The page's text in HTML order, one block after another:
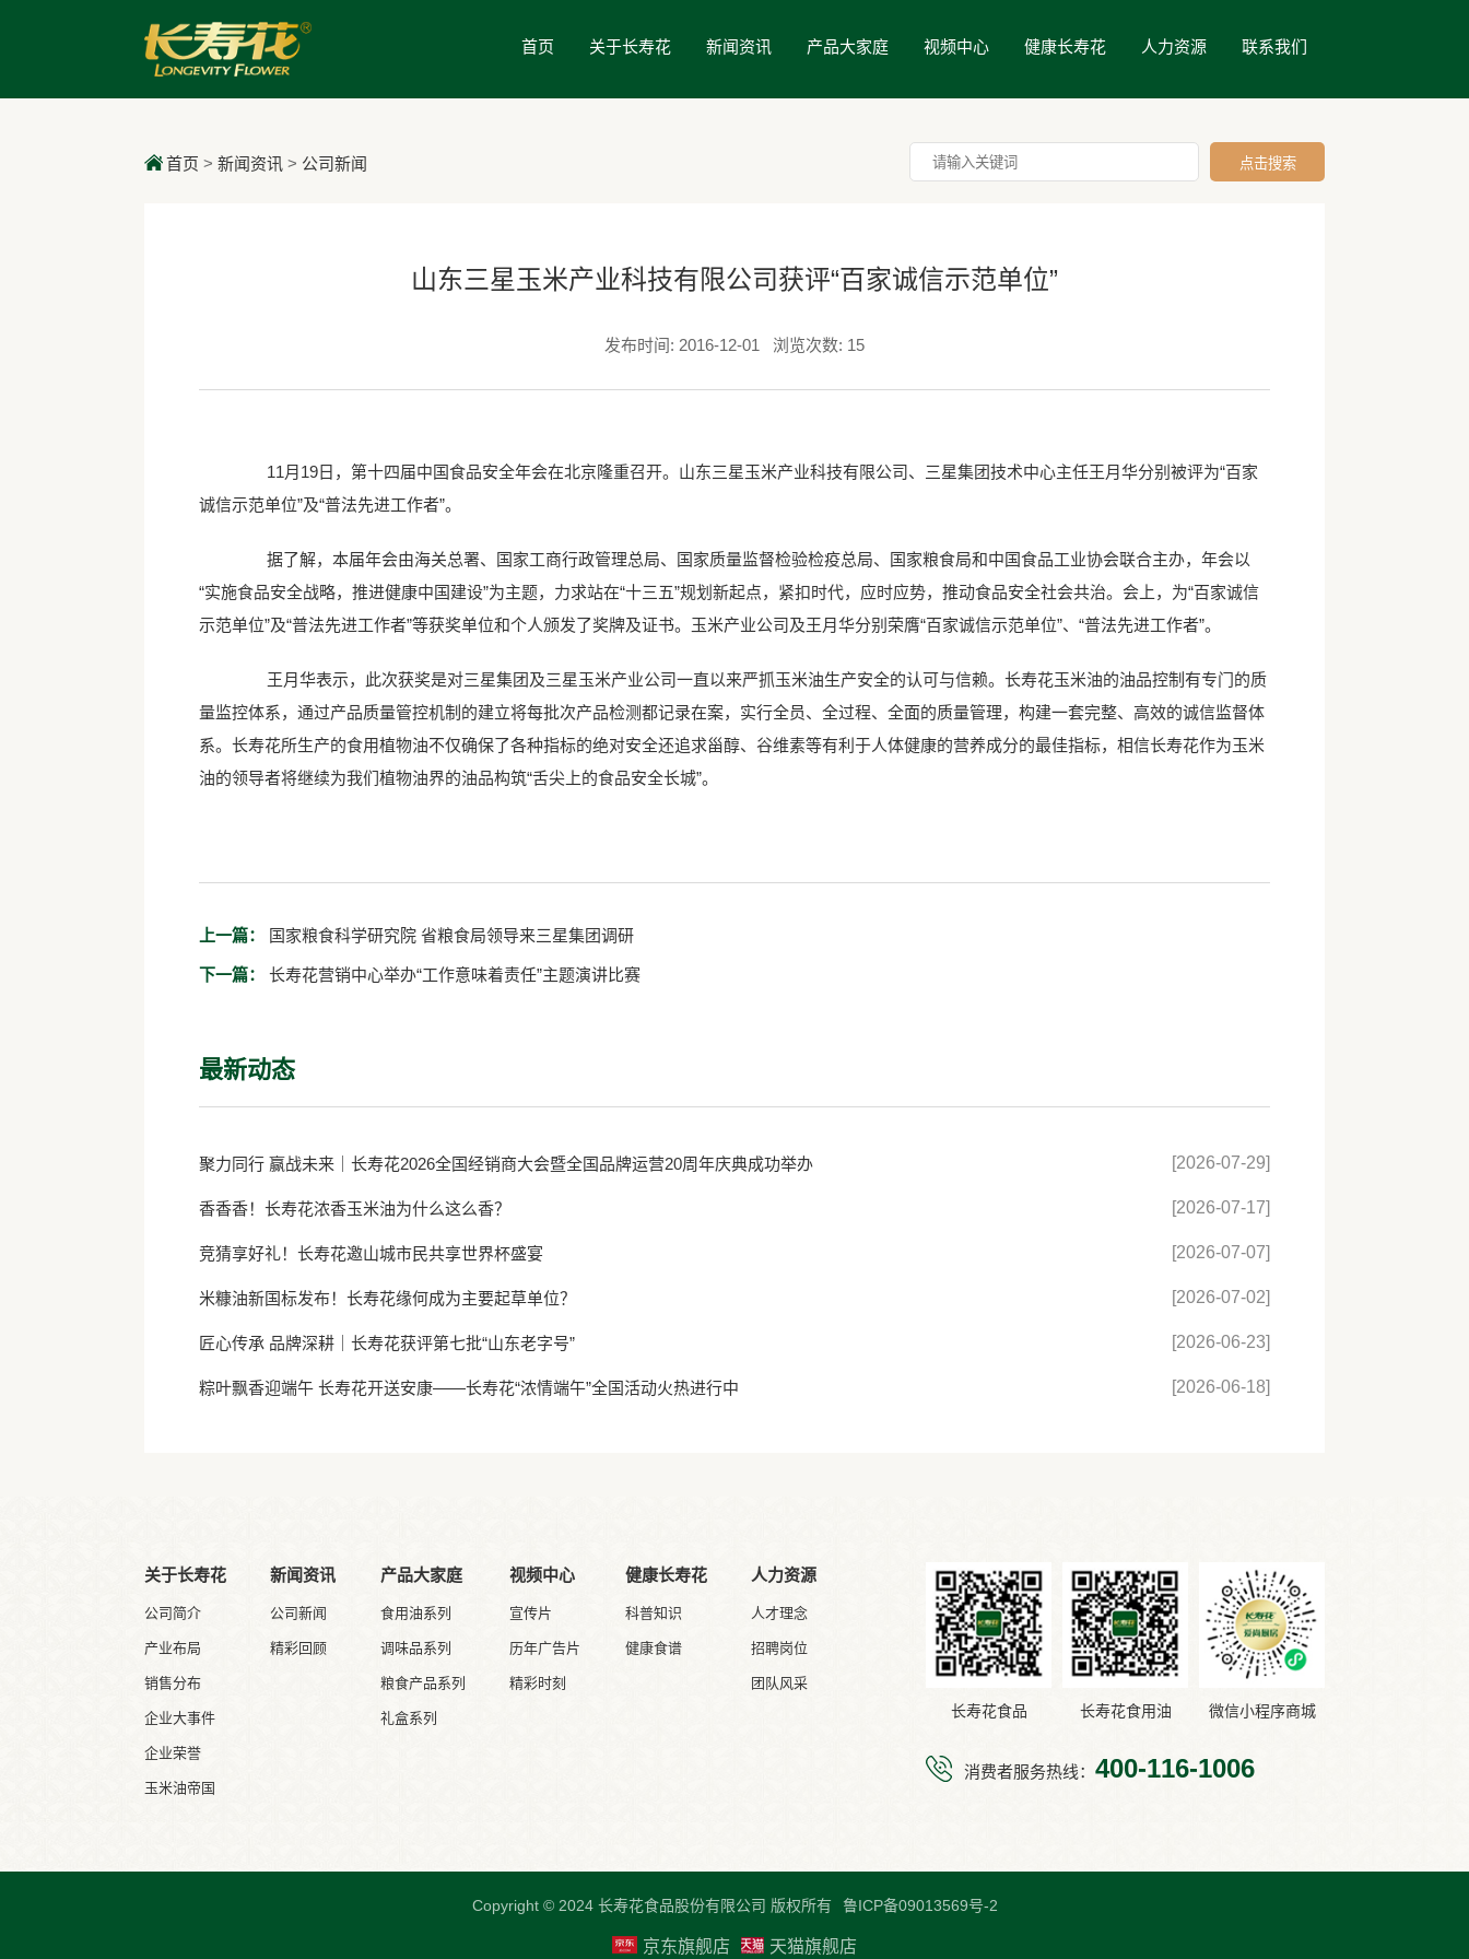
首页 关于长寿花 新闻资讯 产品大家庭 视频中心 健康长寿花 人力资源 联系我们
首页 > 新闻资讯 > 公司新闻
山东三星玉米产业科技有限公司获评“百家诚信示范单位”
发布时间: 2016-12-01 浏览次数: 15
11月19日，第十四届中国食品安全年会在北京隆重召开。山东三星玉米产业科技有限公司、三星集团技术中心主任王月华分别被评为“百家
诚信示范单位”及“普法先进工作者”。
据了解，本届年会由海关总署、国家工商行政管理总局、国家质量监督检验检疫总局、国家粮食局和中国食品工业协会联合主办，年会以
“实施食品安全战略，推进健康中国建设”为主题，力求站在“十三五”规划新起点，紧扣时代，应时应势，推动食品安全社会共治。会上，为“百家诚信
示范单位”及“普法先进工作者”等获奖单位和个人颁发了奖牌及证书。玉米产业公司及王月华分别荣膺“百家诚信示范单位”、“普法先进工作者”。
王月华表示，此次获奖是对三星集团及三星玉米产业公司一直以来严抓玉米油生产安全的认可与信赖。长寿花玉米油的油品控制有专门的质
量监控体系，通过产品质量管控机制的建立将每批次产品检测都记录在案，实行全员、全过程、全面的质量管理，构建一套完整、高效的诚信监督体
系。长寿花所生产的食用植物油不仅确保了各种指标的绝对安全还追求甾醇、谷维素等有利于人体健康的营养成分的最佳指标，相信长寿花作为玉米
油的领导者将继续为我们植物油界的油品构筑“舌尖上的食品安全长城”。
上一篇： 国家粮食科学研究院 省粮食局领导来三星集团调研
下一篇： 长寿花营销中心举办“工作意味着责任”主题演讲比赛
最新动态
聚力同行 赢战未来｜长寿花2026全国经销商大会暨全国品牌运营20周年庆典成功举办 [2026-07-29]
香香香！长寿花浓香玉米油为什么这么香？ [2026-07-17]
竞猜享好礼！长寿花邀山城市民共享世界杯盛宴 [2026-07-07]
米糠油新国标发布！长寿花缘何成为主要起草单位？ [2026-07-02]
匠心传承 品牌深耕｜长寿花获评第七批“山东老字号” [2026-06-23]
粽叶飘香迎端午 长寿花开送安康——长寿花“浓情端午”全国活动火热进行中 [2026-06-18]
关于长寿花
公司简介
产业布局
销售分布
企业大事件
企业荣誉
玉米油帝国
新闻资讯
公司新闻
精彩回顾
产品大家庭
食用油系列
调味品系列
粮食产品系列
礼盒系列
视频中心
宣传片
历年广告片
精彩时刻
健康长寿花
科普知识
健康食谱
人力资源
人才理念
招聘岗位
团队风采
长寿花食品 长寿花食用油 微信小程序商城
消费者服务热线：400-116-1006
Copyright © 2024 长寿花食品股份有限公司 版权所有 鲁ICP备09013569号-2
京东旗舰店 天猫旗舰店